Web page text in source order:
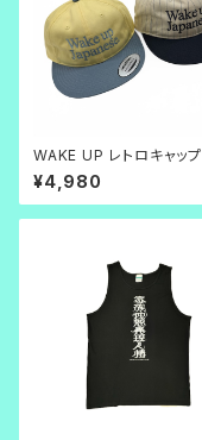
WAKE UP レトロキャップ
¥4,980